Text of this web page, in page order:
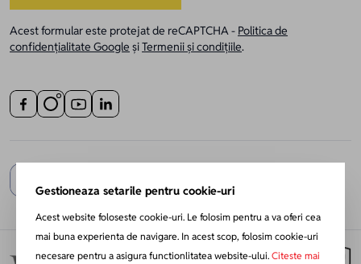
Acest formular este protejat de reCAPTCHA - Politica de
confidențialitate Google șiTermenii și condițiile.
Gestioneaza setarile pentru cookie-uri
Acest website foloseste cookie-uri. Le folosim pentru a va oferi cea
mai buna experienta de navigare. In acest scop, folosim cookie-uri
necesare pentru a asigura functionlitatea website-ului. Citeste mai